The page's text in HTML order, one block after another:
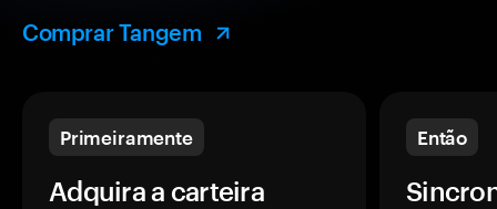
Comprar Tangem
Primeiramente
Adquira a carteira
Então